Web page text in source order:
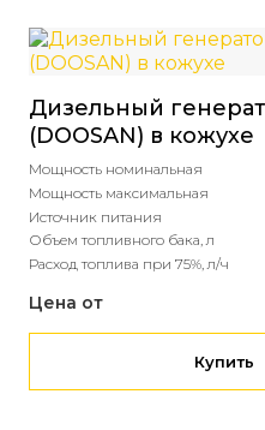
Дизельный
(DOOSAN) в кожухе
Мощность номинальная
Мощность максимальная
Источник питания
Объем топливного бака, л
Расход топлива при 75%, л/ч
Цена от
Купить